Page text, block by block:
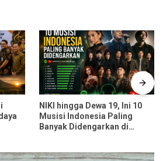
NIKI hingga Dewa 19, Ini 10
Musisi Indonesia Paling
Banyak Didengarkan di